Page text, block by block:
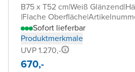
B75 x T52 cm|Weiß Glänzend|
|Flache Oberfläche|
Sofort lieferbar
Produktmerkmale
UVP 1.270,-
670,-